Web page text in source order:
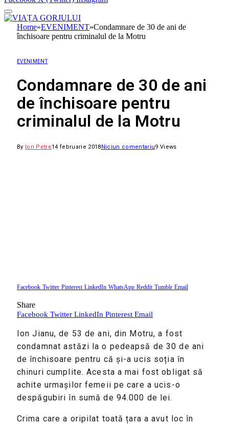
Home»EVENIMENT»Condamnare de 30 de ani de
închisoare pentru criminalul de la Motru
EVENIMENT
Condamnare de 30 de ani
de închisoare pentru
criminalul de la Motru
By Ion Petre14 februarie 2018Niciun comentariu9 Views
Facebook Twitter Pinterest LinkedIn WhatsApp Reddit Tumblr Email
Share
Facebook Twitter LinkedIn Pinterest Email
Ion Jianu, de 53 de ani, din Motru, a fost
condamnat astăzi la o pedeapsă de 30 de ani
de închisoare pentru că și-a ucis soția în
chinuri cumplite. Acesta a mai fost obligat să
achite urmașilor femeii pe care a ucis-o
despăgubiri în sumă de 94.000 de lei.
Crima care a oripilat toată țara a avut loc în